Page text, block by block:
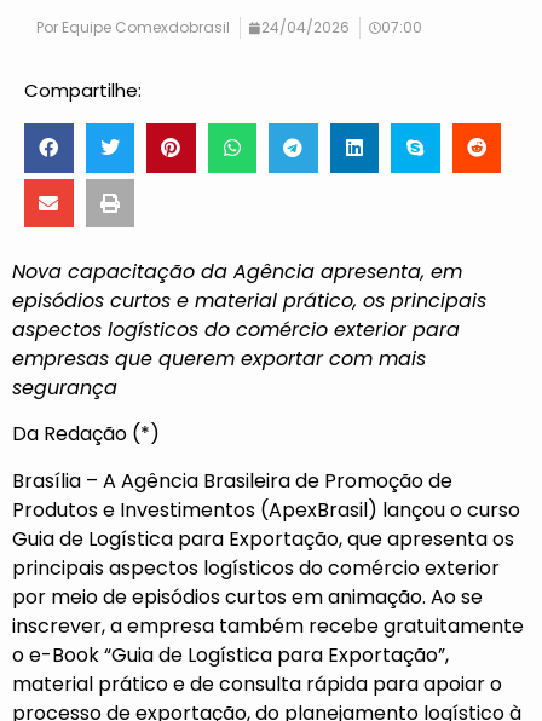
Por Equipe Comexdobrasil 24/04/2026 07:00
Compartilhe:
Nova capacitação da Agência apresenta, em
episódios curtos e material prático, os principais
aspectos logísticos do comércio exterior para
empresas que querem exportar com mais
segurança
Da Redação (*)
Brasília – A Agência Brasileira de Promoção de
Produtos e Investimentos (ApexBrasil) lançou o curso
Guia de Logística para Exportação, que apresenta os
principais aspectos logísticos do comércio exterior
por meio de episódios curtos em animação. Ao se
inscrever, a empresa também recebe gratuitamente
o e-Book “Guia de Logística para Exportação”,
material prático e de consulta rápida para apoiar o
processo de exportação, do planejamento logístico à